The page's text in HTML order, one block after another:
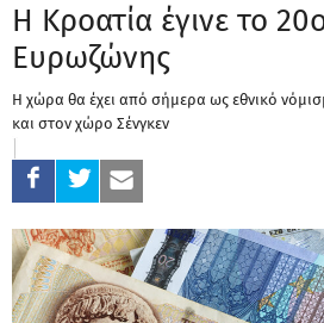
Η Κροατία έγινε το
Ευρωζώνης
Η χώρα θα έχει από σήμερα ως εθνικό
και στον χώρο Σένγκεν